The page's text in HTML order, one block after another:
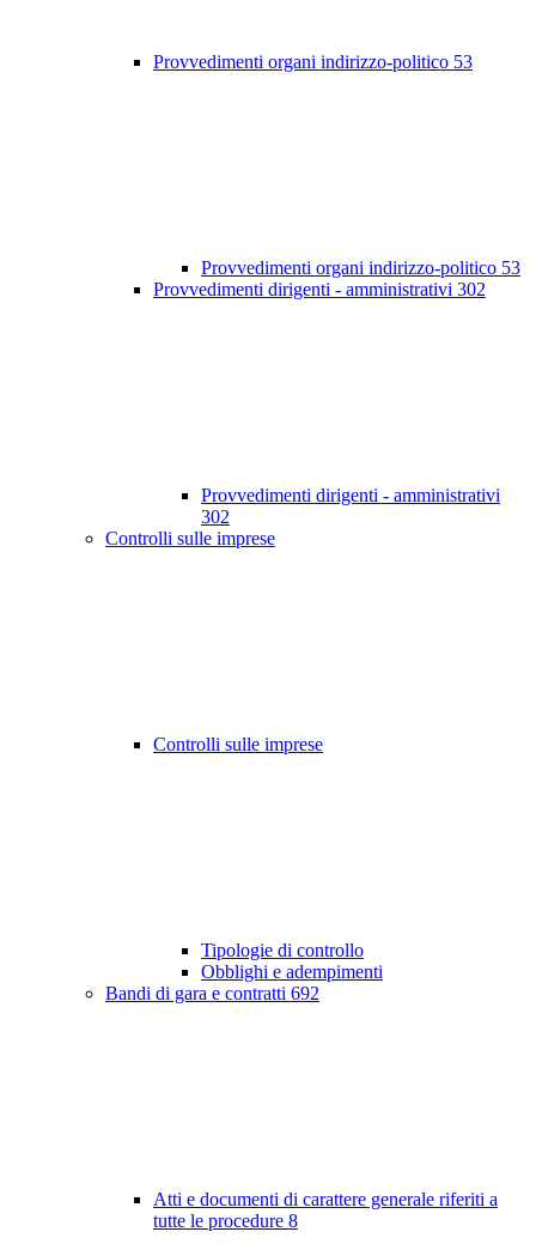
Provvedimenti organi indirizzo-politico 53
Provvedimenti organi indirizzo-politico 53
Provvedimenti dirigenti - amministrativi 302
Provvedimenti dirigenti - amministrativi
302
Controlli sulle imprese
Controlli sulle imprese
Tipologie di controllo
Obblighi e adempimenti
Bandi di gara e contratti 692
Atti e documenti di carattere generale riferiti a
tutte le procedure 8